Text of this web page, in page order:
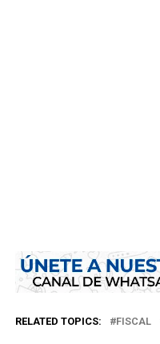
RELATED TOPICS: FISCAL